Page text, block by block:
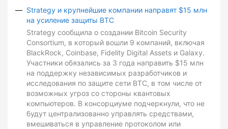
Strategy и крупнейшие компании направят $15 млн
на усиление защиты BTC
Strategy сообщила о создании Bitcoin Security
Consortium, в который вошли 9 компаний, включая
BlackRock, Coinbase, Fidelity Digital Assets и Galaxy.
Участники обязались за 3 года направить $15 млн
на поддержку независимых разработчиков и
исследования по защите сети BTC, в том числе от
возможных угроз со стороны квантовых
компьютеров. В консорциуме подчеркнули, что не
будут централизованно управлять средствами,
вмешиваться в управление протоколом или